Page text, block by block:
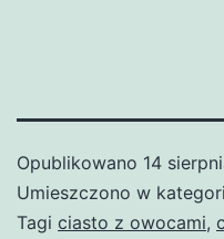
Opublikowano 14
Umieszczono w
Tagi ciasto z owocami,